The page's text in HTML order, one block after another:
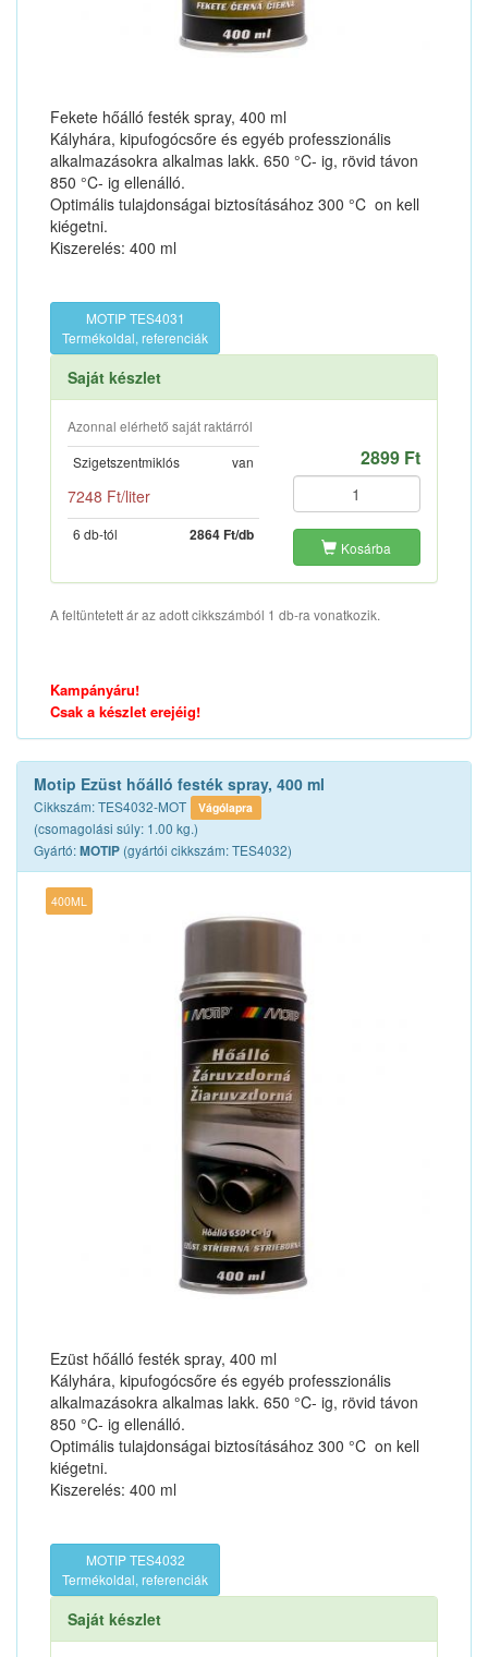
Fekete hőálló festék spray, 400 ml
Kályhára, kipufogócsőre és egyéb professzionális
alkalmazásokra alkalmas lakk. 650 °C- ig, rövid távon
850 °C- ig ellenálló.
Optimális tulajdonságai biztosításához 300 °C  on kell
kiégetni.
Kiszerelés: 400 ml
MOTIP TES4031
Termékoldal, referenciák
Saját készlet
Azonnal elérhető saját raktárról
Szigetszentmiklós
van
7248 Ft/liter
6 db-tól 2864 Ft/db
2899 Ft
Kosárba
A feltüntetett ár az adott cikkszámból 1 db-ra vonatkozik.
Kampányáru!
Csak a készlet erejéig!
Motip Ezüst hőálló festék spray, 400 ml
Cikkszám: TES4032-MOT Vágólapra
(csomagolási súly: 1.00 kg.)
Gyártó:MOTIP (gyártói cikkszám: TES4032)
400ML
Ezüst hőálló festék spray, 400 ml
Kályhára, kipufogócsőre és egyéb professzionális
alkalmazásokra alkalmas lakk. 650 °C- ig, rövid távon
850 °C- ig ellenálló.
Optimális tulajdonságai biztosításához 300 °C  on kell
kiégetni.
Kiszerelés: 400 ml
MOTIP TES4032
Termékoldal, referenciák
Saját készlet